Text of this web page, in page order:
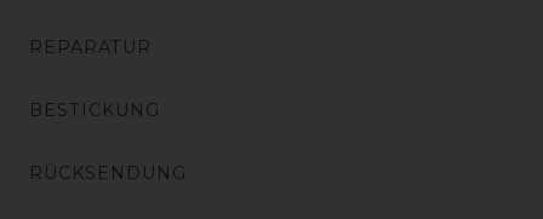
REPARATUR
BESTICKUNG
RÜCKSENDUNG